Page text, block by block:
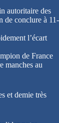
autoritaire des
de conclure à 11-
l’écart
de France
manches au
et demie très